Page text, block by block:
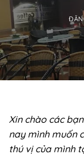
Xin chào các
nay mình muốn
thú vị của mình